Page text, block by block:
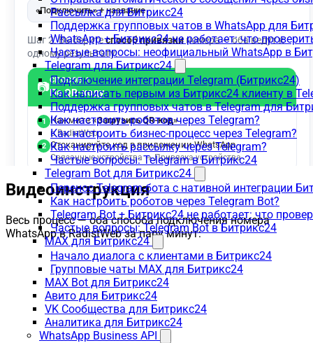
Рассылка для Битрикс24
Поддержка групповых чатов в WhatsApp для
WhatsApp + Битрикс24 не работает: что
Частые вопросы: неофициальный WhatsApp в
Telegram для Битрикс24
Подключение интеграции Telegram (Битрикс24)
Как написать первым из Битрикс24 клиенту в
Поддержка групповых чатов в Telegram для
Как настроить роботов через Telegram?
Как настроить бизнес-процесс через Telegram?
Как настроить рассылку через Telegram?
Частые вопросы: Telegram в Битрикс24
Telegram Bot для Битрикс24
Перенос Telegram-бота с нативной интеграции
Как настроить роботов через Telegram Bot?
Telegram Bot + Битрикс24 не работает: что
Частые вопросы: Telegram Bot в Битрикс24
MAX для Битрикс24
Начало диалога с клиентами в Битрикс24
Групповые чаты MAX для Битрикс24
MAX Bot для Битрикс24
Авито для Битрикс24
VK Сообщества для Битрикс24
Аналитика для Битрикс24
WhatsApp Business API
Видеоинструкция
Весь процесс — оба способа подключения номера
WhatsApp в RadistWeb за пару минут: